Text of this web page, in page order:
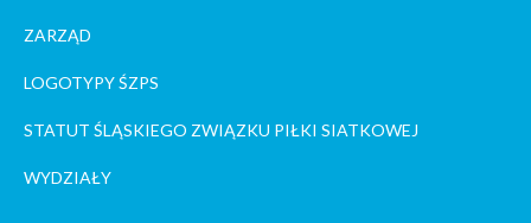
ZARZĄD
LOGOTYPY ŚZPS
STATUT ŚLĄSKIEGO ZWIĄZKU PIŁKI SIATKOWEJ
WYDZIAŁY